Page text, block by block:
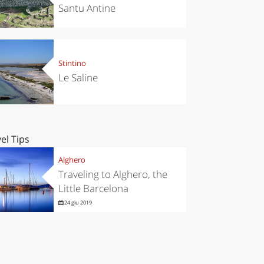
Santu Antine
Stintino
Le Saline
Tips
Alghero
Traveling to Alghero, the
Little Barcelona
24 giu 2019